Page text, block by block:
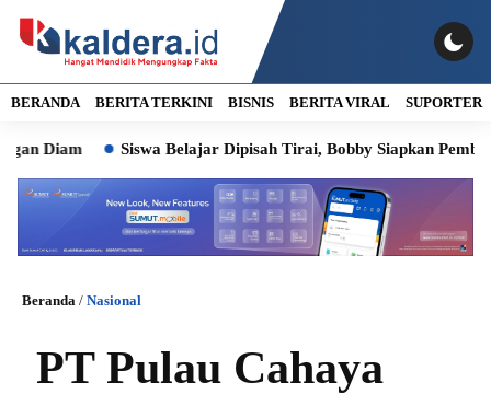
BERANDA BERITA TERKINI BISNIS BERITA VIRAL SUPORTER
Siswa Belajar Dipisah Tirai, Bobby Siapkan Pembangunan
Beranda / Nasional
PT Pulau Cahaya